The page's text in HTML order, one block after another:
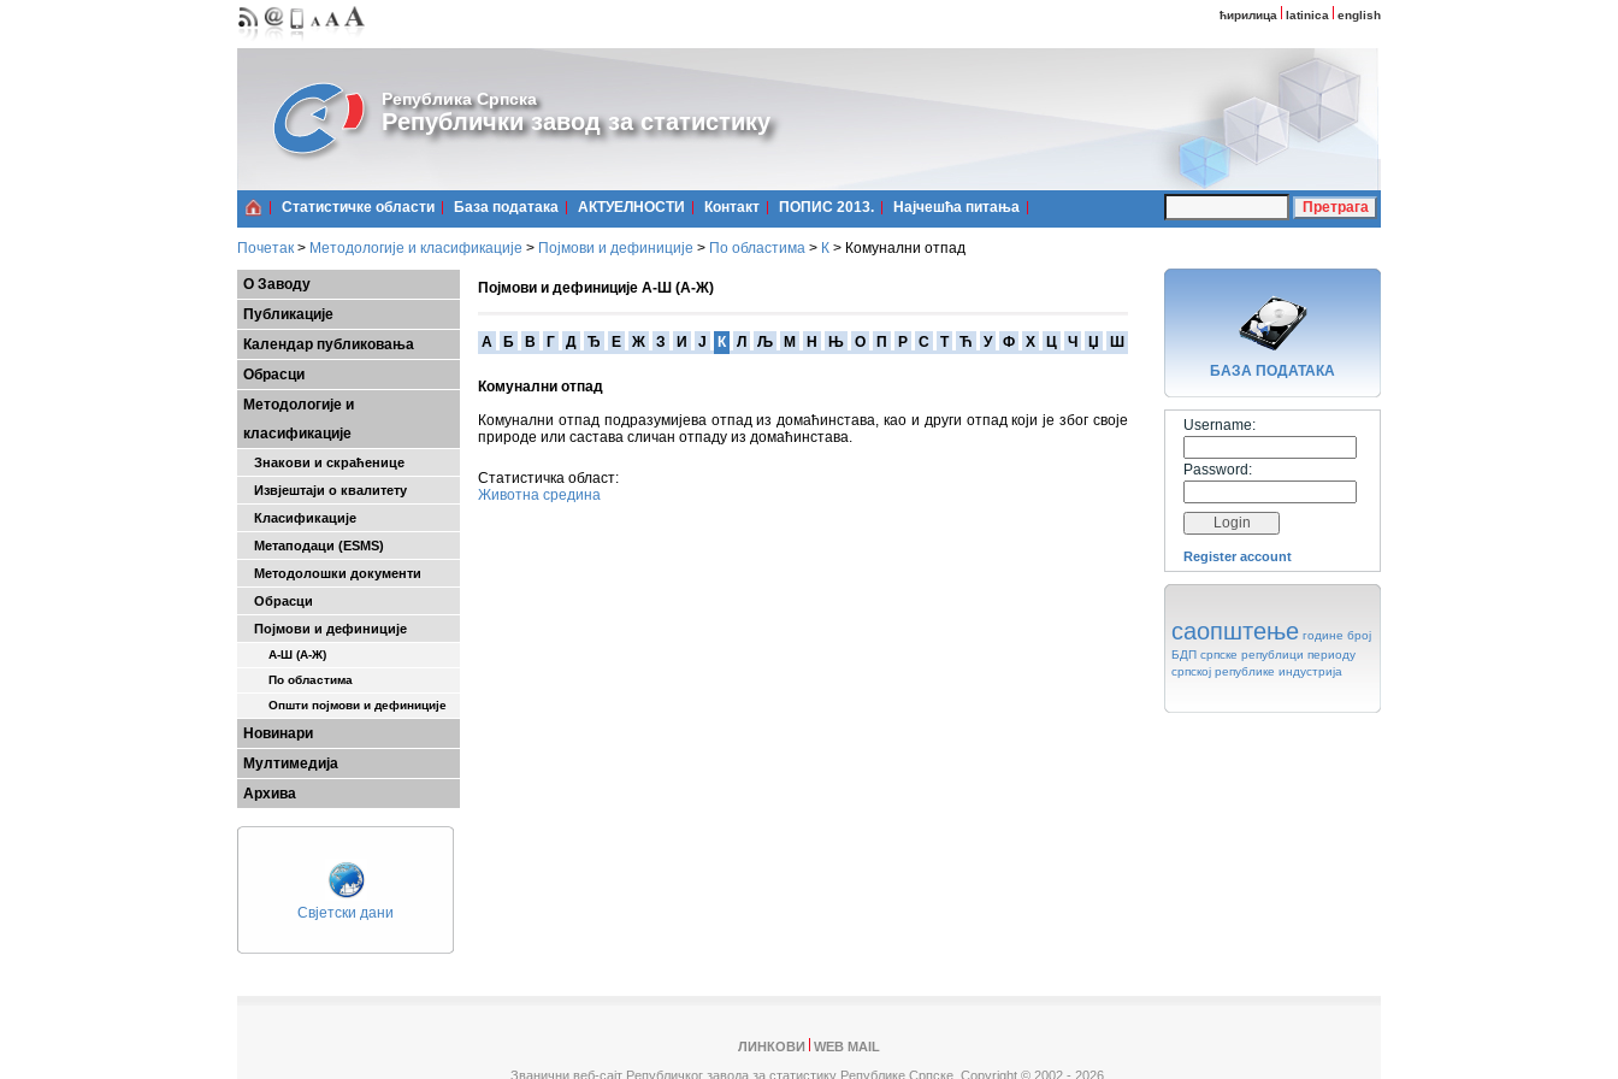
ћирилица latinica english
Република Српска
Републички завод за статистику
Статистичке области Базa података АКТУЕЛНОСТИ Контакт ПОПИС 2013. Најчешћa питања
Почетак > Методологије и класификације > Појмови и дефиниције > По областима > К > Комунални отпад
О Заводу
Публикације
Календар публиковања
Обрасци
Методологије и
класификације
Знакови и скраћенице
Извјештаји о квалитету
Класификације
Метаподаци (ESMS)
Методолошки документи
Обрасци
Појмови и дефиниције
А-Ш (A-Ж)
По областима
Општи појмови и дефиниције
Новинари
Мултимедија
Архива
Свјетски дани
Појмови и дефиниције А-Ш (А-Ж)
A Б В Г Д Ђ Е Ж З И Ј К Л Љ М Н Њ О П Р С Т Ћ У Ф Х Ц Ч Џ Ш
Комунални отпад
Комунални отпад подразумијева отпад из домаћинстава, као и други отпад који је због своје
природе или састава сличан отпаду из домаћинстава.
Статистичка област:
Животна средина
БАЗA ПОДАТАКА
Username:
Password:
Register account
саопштење године број
БДП српске републици периоду
српској републике индустрија
ЛИНКОВИ
WEB MAIL
Званични веб-сајт Републичког завода за статистику Републике Српске, Copyright © 2002 - 2026.